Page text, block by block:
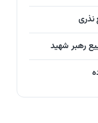
نذری
رهبر شهید